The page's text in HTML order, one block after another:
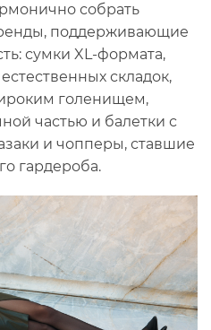
собрать
поддерживающие
сумки XL-формата,
складок,
голенищем,
частью и балетки с
и чопперы, ставшие
гардероба.